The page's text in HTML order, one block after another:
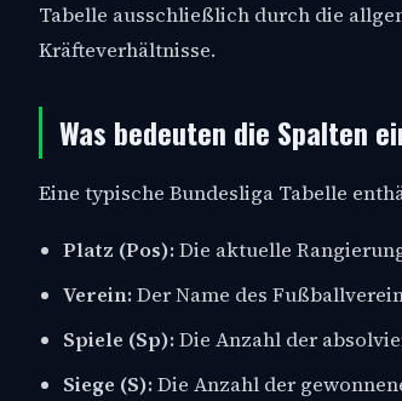
Tabelle ausschließlich durch die
Kräfteverhältnisse.
Was bedeuten die Spalten
Eine typische Bundesliga Tabelle
Platz (Pos):Die aktuelle
Verein:Der Name des
Spiele (Sp):Die Anzahl der
Siege (S):Die Anzahl der